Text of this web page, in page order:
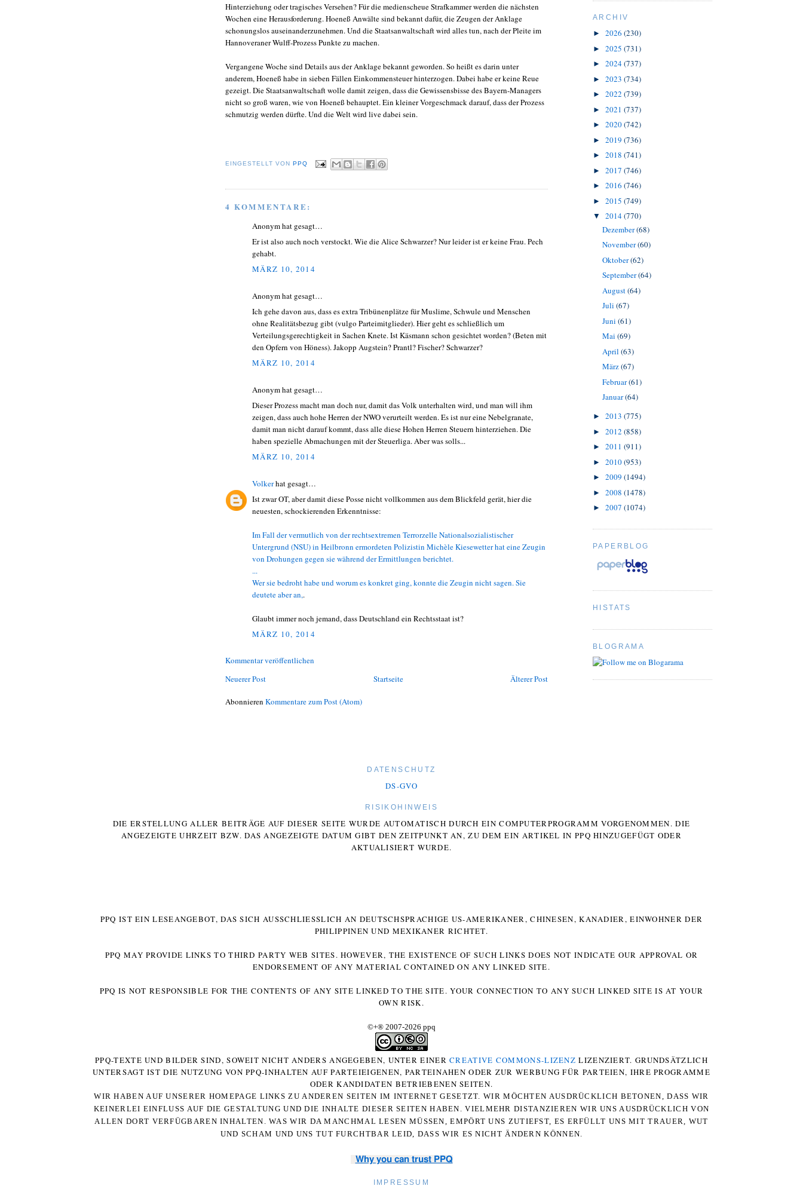
Hinterziehung oder tragisches Versehen? Für die medienscheue Strafkammer werden die nächsten
Wochen eine Herausforderung. Hoeneß Anwälte sind bekannt dafür, die Zeugen der Anklage
schonungslos auseinanderzunehmen. Und die Staatsanwaltschaft wird alles tun, nach der Pleite im
Hannoveraner Wulff-Prozess Punkte zu machen.
Vergangene Woche sind Details aus der Anklage bekannt geworden. So heißt es darin unter
anderem, Hoeneß habe in sieben Fällen Einkommensteuer hinterzogen. Dabei habe er keine Reue
gezeigt. Die Staatsanwaltschaft wolle damit zeigen, dass die Gewissensbisse des Bayern-Managers
nicht so groß waren, wie von Hoeneß behauptet. Ein kleiner Vorgeschmack darauf, dass der Prozess
schmutzig werden dürfte. Und die Welt wird live dabei sein.
EINGESTELLT VON PPQ
4 KOMMENTARE:
Anonym hat gesagt…
Er ist also auch noch verstockt. Wie die Alice Schwarzer? Nur leider ist er keine Frau. Pech
gehabt.
MÄRZ 10, 2014
Anonym hat gesagt…
Ich gehe davon aus, dass es extra Tribünenplätze für Muslime, Schwule und Menschen
ohne Realitätsbezug gibt (vulgo Parteimitglieder). Hier geht es schließlich um
Verteilungsgerechtigkeit in Sachen Knete. Ist Käsmann schon gesichtet worden? (Beten mit
den Opfern von Höness). Jakopp Augstein? Prantl? Fischer? Schwarzer?
MÄRZ 10, 2014
Anonym hat gesagt…
Dieser Prozess macht man doch nur, damit das Volk unterhalten wird, und man will ihm
zeigen, dass auch hohe Herren der NWO verurteilt werden. Es ist nur eine Nebelgranate,
damit man nicht darauf kommt, dass alle diese Hohen Herren Steuern hinterziehen. Die
haben spezielle Abmachungen mit der Steuerliga. Aber was solls...
MÄRZ 10, 2014
Volkerhat gesagt…
Ist zwar OT, aber damit diese Posse nicht vollkommen aus dem Blickfeld gerät, hier die
neuesten, schockierenden Erkenntnisse:
Im Fall der vermutlich von der rechtsextremen Terrorzelle Nationalsozialistischer
Untergrund (NSU) in Heilbronn ermordeten Polizistin Michèle Kiesewetter hat eine Zeugin
von Drohungen gegen sie während der Ermittlungen berichtet.
...
Wer sie bedroht habe und worum es konkret ging, konnte die Zeugin nicht sagen. Sie
deutete aber an,.
Glaubt immer noch jemand, dass Deutschland ein Rechtsstaat ist?
MÄRZ 10, 2014
Kommentar veröffentlichen
Neuerer Post
Älterer Post
Startseite
Abonnieren Kommentare zum Post (Atom)
ARCHIV
► 2026 (230)
► 2025 (731)
► 2024(737)
► 2023 (734)
► 2022 (739)
► 2021 (737)
► 2020(742)
► 2019 (736)
► 2018 (741)
► 2017 (746)
► 2016 (746)
► 2015 (749)
▼ 2014(770)
Dezember(68)
November(60)
Oktober(62)
September(64)
August(64)
Juli (67)
Juni (61)
Mai (69)
April (63)
März(67)
Februar(61)
Januar(64)
► 2013 (775)
► 2012 (858)
► 2011 (911)
► 2010(953)
► 2009 (1494)
► 2008 (1478)
► 2007 (1074)
PAPERBLOG
HISTATS
BLOGRAMA
DATENSCHUTZ
DS-GVO
RISIKOHINWEIS
DIE ERSTELLUNG ALLER BEITRÄGE AUF DIESER SEITE WURDE AUTOMATISCH DURCH EIN COMPUTERPROGRAMM VORGENOMMEN. DIE
ANGEZEIGTE UHRZEIT BZW. DAS ANGEZEIGTE DATUM GIBT DEN ZEITPUNKT AN, ZU DEM EIN ARTIKEL IN PPQ HINZUGEFÜGT ODER
AKTUALISIERT WURDE.
PPQ IST EIN LESEANGEBOT, DAS SICH AUSSCHLIESSLICH AN DEUTSCHSPRACHIGE US-AMERIKANER, CHINESEN, KANADIER, EINWOHNER DER P
HILIPPINEN UND MEXIKANER RICHTET.
PPQ MAY PROVIDE LINKS TO THIRD PARTY WEB SITES. HOWEVER, THE EXISTENCE OF SUCH LINKS DOES NOT INDICATE OUR APPROVAL OR
ENDORSEMENT OF ANY MATERIAL CONTAINED ON ANY LINKED SITE.
PPQ IS NOT RESPONSIBLE FOR THE CONTENTS OF ANY SITE LINKED TO THE SITE. YOUR CONNECTION TO ANY SUCH LINKED SITE IS AT YOUR
OWN RISK.
©+® 2007-2026 ppq
PPQ-TEXTE UND BILDER SIND, SOWEIT NICHT ANDERS ANGEGEBEN, UNTER EINERCREATIVE COMMONS-LIZENZ LIZENZIERT. GRUNDSÄTZLICH
UNTERSAGT IST DIE NUTZUNG VON PPQ-INHALTEN AUF PARTEIEIGENEN, PARTEINAHEN ODER ZUR WERBUNG FÜR PARTEIEN, IHRE PROGRAMME
ODER KANDIDATEN BETRIEBENEN SEITEN.
WIR HABEN AUF UNSERER HOMEPAGE LINKS ZU ANDEREN SEITEN IM INTERNET GESETZT. WIR MÖCHTEN AUSDRÜCKLICH BETONEN, DASS WIR
KEINERLEI EINFLUSS AUF DIE GESTALTUNG UND DIE INHALTE DIESER SEITEN HABEN. VIELMEHR DISTANZIEREN WIR UNS AUSDRÜCKLICH VON
ALLEN DORT VERFÜGBAREN INHALTEN. WAS WIR DA MANCHMAL LESEN MÜSSEN, EMPÖRT UNS ZUTIEFST, ES ERFÜLLT UNS MIT TRAUER, WUT
UND SCHAM UND UNS TUT FURCHTBAR LEID, DASS WIR ES NICHT ÄNDERN KÖNNEN.
Why you can trust PPQ
IMPRESSUM